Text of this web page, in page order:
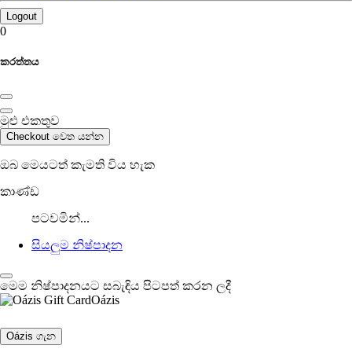
Logout
0
කරත්තය
මුළු එකතුව
Checkout වෙත යන්න
ඔබ මෙයටත් කැමති විය හැක
කාණ්ඩ
පටවමින්...
සියලුම නිෂ්පාදන
මෙම නිෂ්පාදනයට සබැඳිය පිටපත් කරන ලදී
Oázis
Oázis ගැන